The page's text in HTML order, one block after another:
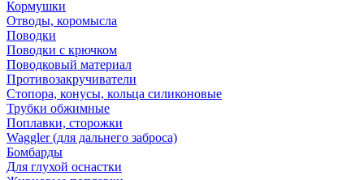
Кормушки
Отводы, коромысла
Поводки
Поводки с крючком
Поводковый материал
Противозакручиватели
Стопора, конусы, кольца силиконовые
Трубки обжимные
Поплавки, сторожки
Waggler (для дальнего заброса)
Бомбарды
Для глухой оснастки